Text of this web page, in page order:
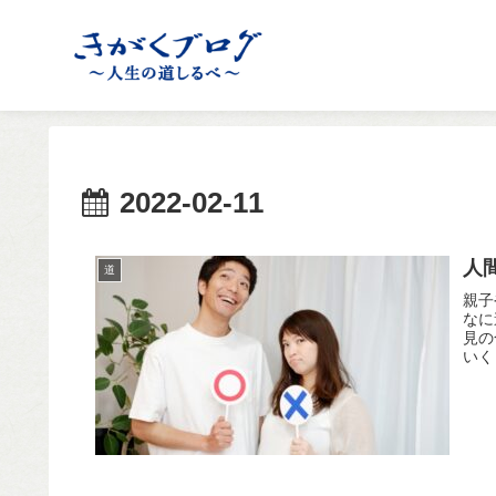
2022-02-11
道 人
親
な
見
い